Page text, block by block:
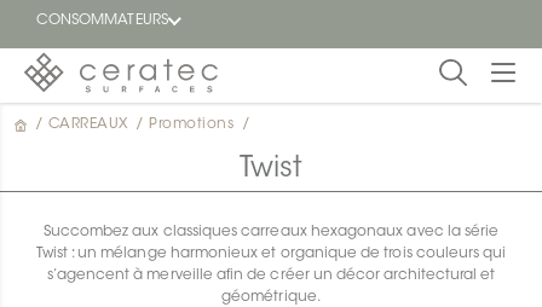
CONSOMMATEURS
En
Trouver
un
/ CARREAUX / Promotions /
Twist
Succombez aux classiques carreaux hexagonaux avec la série
Twist : un mélange harmonieux et organique de trois couleurs qui
s’agencent à merveille afin de créer un décor architectural et
géométrique.